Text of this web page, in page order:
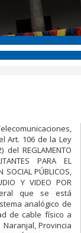
Art. 106 de la Ley
REGLAMENTO
PARA EL
SOCIAL PÚBLICOS,
Y VIDEO POR
que se está
analógico de
de cable físico a
Provincia